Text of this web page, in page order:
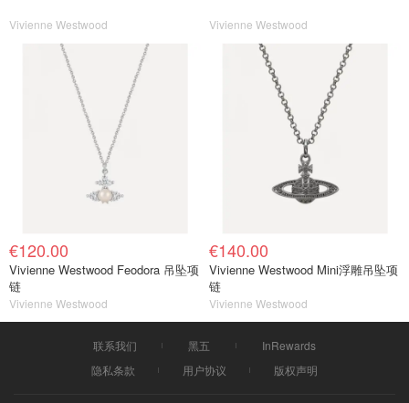
Vivienne Westwood Vivienne Westwood
€120.00
Vivienne Westwood Feodora 吊坠项
链
Vivienne Westwood
€140.00
Vivienne Westwood Mini浮雕吊坠项
链
Vivienne Westwood
联系我们 黑五
InRewards
隐私条款
用户协议 版权声明